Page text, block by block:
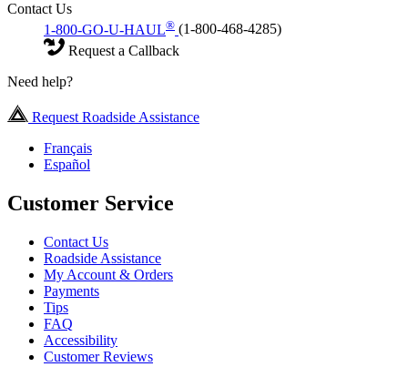
Contact Us
1-800-GO-U-HAUL® (1-800-468-4285)
Request a Callback
Need help?
Request Roadside Assistance
Français
Español
Customer Service
Contact Us
Roadside Assistance
My Account & Orders
Payments
Tips
FAQ
Accessibility
Customer Reviews